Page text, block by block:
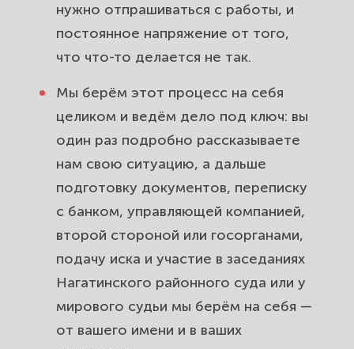
нужно отпрашиваться с работы, и
постоянное напряжение от того,
что что-то делается не так.
Мы берём этот процесс на себя
целиком и ведём дело под ключ: вы
один раз подробно рассказываете
нам свою ситуацию, а дальше
подготовку документов, переписку
с банком, управляющей компанией,
второй стороной или госорганами,
подачу иска и участие в заседаниях
Нагатинского районного суда или у
мирового судьи мы берём на себя —
от вашего имени и в ваших